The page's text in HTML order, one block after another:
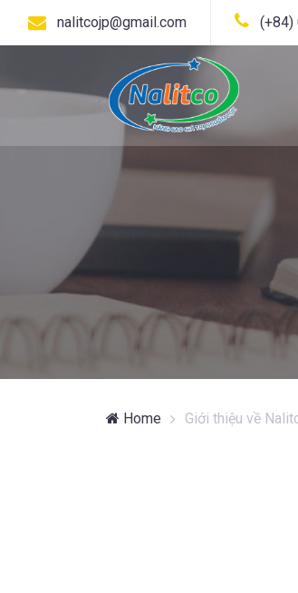
nalitcojp@gmail.com (+84)
nalitco-about-us
Home Giới thiệu về